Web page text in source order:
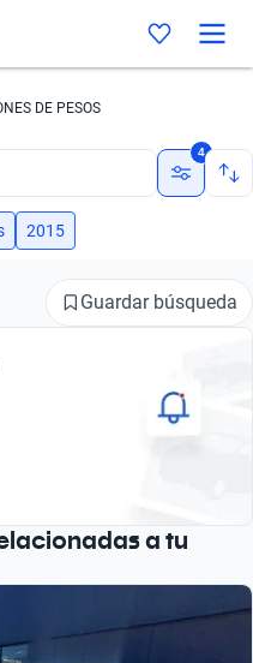
DE PESOS
4
2015
Guardar búsqueda
a tu